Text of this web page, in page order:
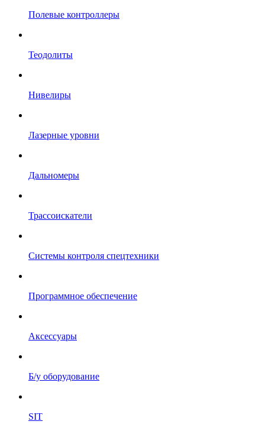
Полевые контроллеры
Теодолиты
Нивелиры
Лазерные уровни
Дальномеры
Трассоискатели
Системы контроля спецтехники
Программное обеспечение
Аксессуары
Б/у оборудование
SIT